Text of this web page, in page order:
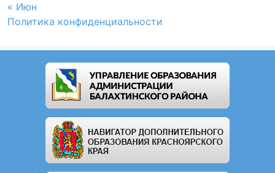
« Июн
Политика конфиденциальности